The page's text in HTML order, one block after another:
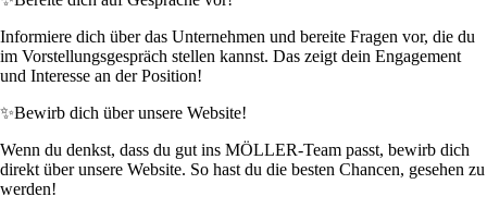
Informiere dich über das Unternehmen und bereite Fragen vor, die du
im Vorstellungsgespräch stellen kannst. Das zeigt dein Engagement
und Interesse an der Position!
✨Bewirb dich über unsere Website!
Wenn du denkst, dass du gut ins MÖLLER-Team passt, bewirb dich
direkt über unsere Website. So hast du die besten Chancen, gesehen zu
werden!